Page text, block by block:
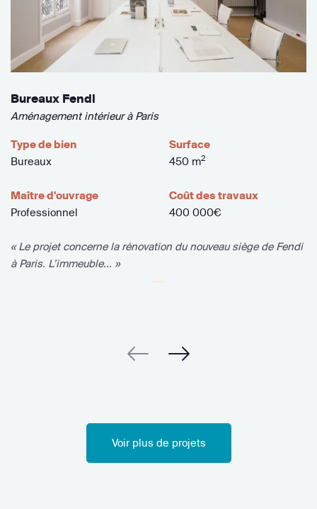
Bureaux Fendi
Aménagement intérieur à Paris
Type de bien
Bureaux
Surface
450 m2
Maître d'ouvrage
Professionnel
Coût des travaux
400 000€
« Le projet concerne la rénovation du nouveau siège de Fendi
à Paris. L’immeuble... »
Voir plus de projets